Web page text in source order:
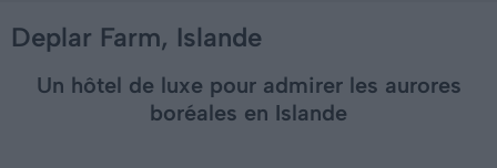
Deplar Farm, Islande
Un hôtel de luxe pour admirer les aurores
boréales en Islande